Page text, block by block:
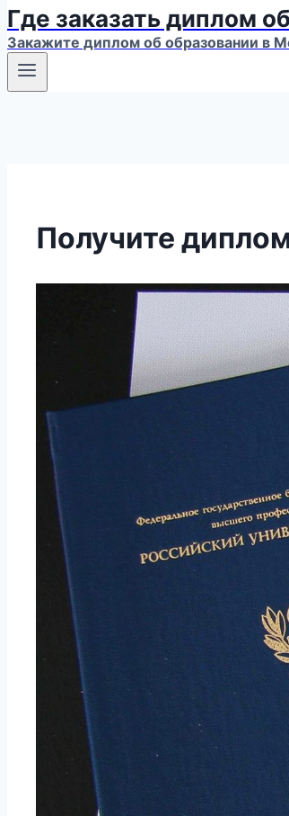
Где заказать диплом
Закажите диплом об образовании в
Получите